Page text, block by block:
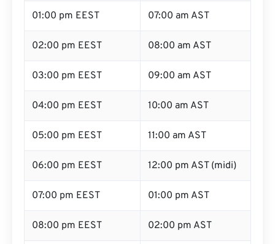
01:00 pm EEST 07:00 am AST
02:00 pm EEST 08:00 am AST
03:00 pm EEST 09:00 am AST
04:00 pm EEST 10:00 am AST
05:00 pm EEST 11:00 am AST
06:00 pm EEST 12:00 pm AST (midi)
07:00 pm EEST 01:00 pm AST
08:00 pm EEST 02:00 pm AST